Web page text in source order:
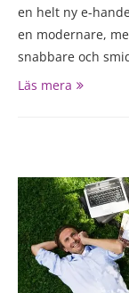
en helt ny e-
en modernare,
snabbare och
Läs mera